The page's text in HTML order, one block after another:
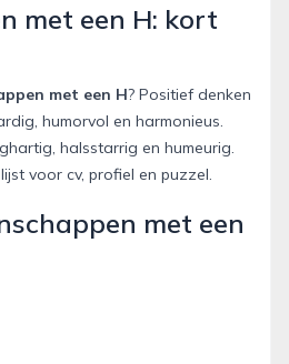
met een H: kort
met een H? Positief denken
humorvol en harmonieus.
halsstarrig en humeurig.
voor cv, profiel en puzzel.
met een